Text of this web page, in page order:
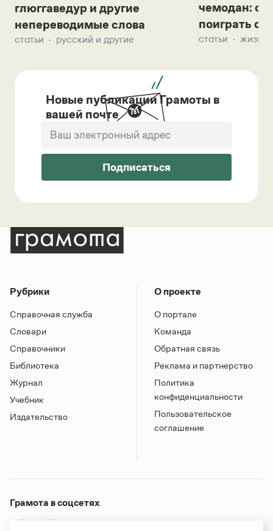
глюггаведур и другие
непереводимые слова
статьи русский и другие
чемодан:
поиграть с
статьи жизнь
Новые публикации Грамоты в
вашей почте
Подписаться
Рубрики
Справочная служба
Словари
Справочники
Библиотека
Журнал
Учебник
Издательство
О проекте
О портале
Команда
Обратная связь
Реклама и партнерство
Политика
конфиденциальности
Пользовательское
соглашение
Грамота в соцсетях